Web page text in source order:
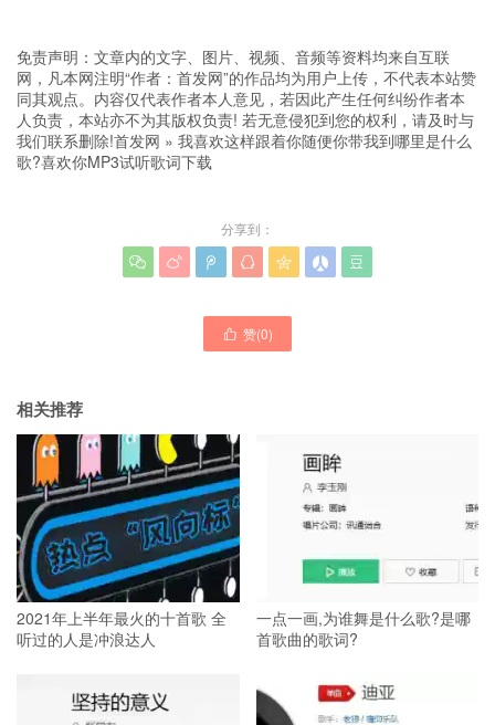
免责声明：文章内的文字、图片、视频、音频等资料均来自互联
网，凡本网注明“作者：首发网”的作品均为用户上传，不代表本站赞
同其观点。内容仅代表作者本人意见，若因此产生任何纠纷作者本
人负责，本站亦不为其版权负责! 若无意侵犯到您的权利，请及时与
我们联系删除!首发网 » 我喜欢这样跟着你随便你带我到哪里是什么
歌?喜欢你MP3试听歌词下载
分享到：
      
 赞(0)
相关推荐
2021年上半年最火的十首歌 全
听过的人是冲浪达人
一点一画,为谁舞是什么歌?是哪
首歌曲的歌词?